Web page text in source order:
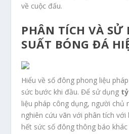
về cuộc đấu.
PHÂN TÍCH VÀ SỬ
SUẤT BÓNG ĐÁ
Hiểu về số đông phong liệu
sức bước khi đầu. Để sử dụng
liệu pháp công dụng, người chủ
nghiên cứu vãn với phân tích với
hết sức số đông thông báo